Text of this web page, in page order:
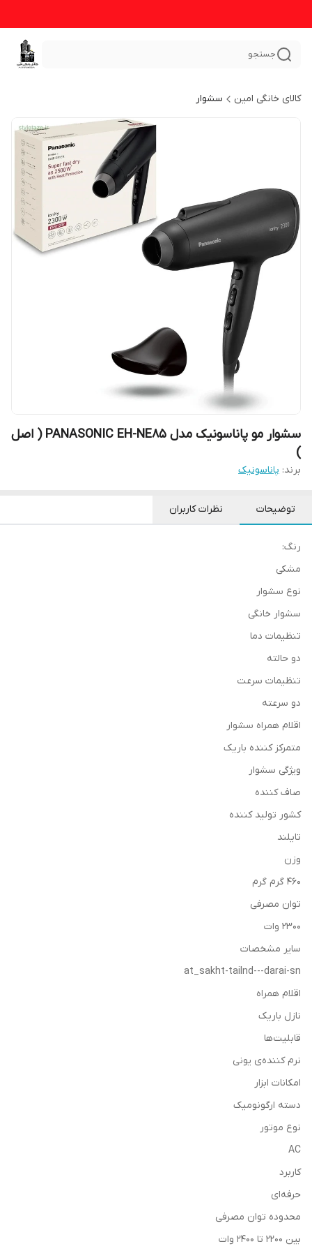
جستجو
کالای خانگی امین سشوار
سشوار مو پاناسونیک مدل PANASONIC EH-NE85 ( اصل
)
برند: پاناسونیک
توضیحات نظرات کاربران
رنگ:
مشکی
نوع سشوار
سشوار خانگی
تنظیمات دما
دو حالته
تنظیمات سرعت
دو سرعته
اقلام همراه سشوار
متمرکز کننده باریک
ویژگی سشوار
صاف کننده
کشور تولید کننده
تایلند
وزن
460 گرم گرم
توان مصرفی
2300 وات
سایر مشخصات
at_sakht-tailnd---darai-sn
اقلام همراه
نازل باریک
قابلیت‌ها
نرم کننده‌ی یونی
امکانات ابزار
دسته ارگونومیک
نوع موتور
AC
کاربرد
حرفه‌ای
محدوده توان مصرفی
بین 2200 تا 2400 وات